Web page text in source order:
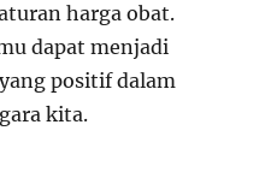
harga obat.
dapat menjadi
positif dalam
kita.